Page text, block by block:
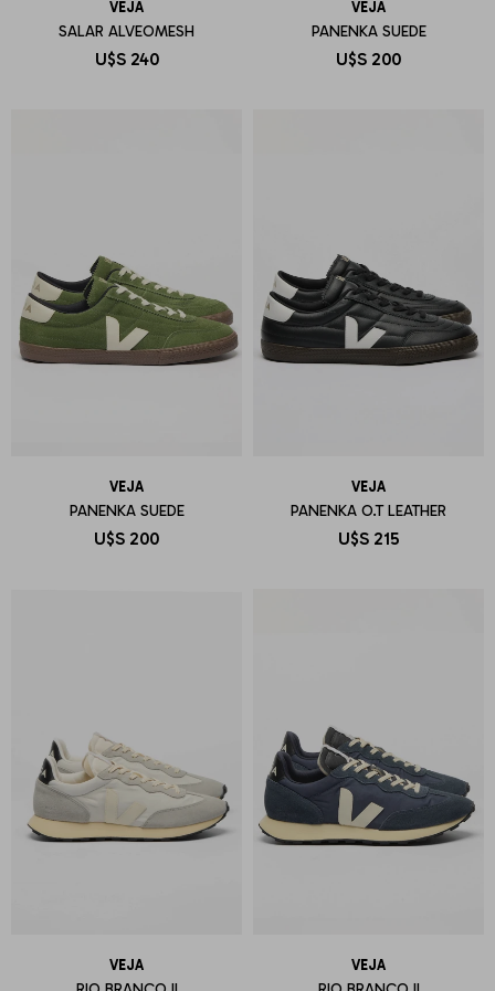
VEJA
SALAR ALVEOMESH
U$S 240
VEJA
PANENKA SUEDE
U$S 200
VEJA
PANENKA SUEDE
U$S 200
VEJA
PANENKA O.T LEATHER
U$S 215
VEJA VEJA